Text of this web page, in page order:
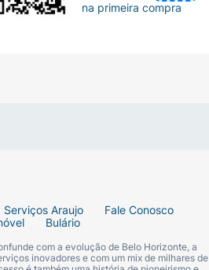
Serviços Araujo
Fale Conosco
Bulário
com a evolução de Belo Horizonte, a
inovadores e com um mix de milhares de
na primeira compra